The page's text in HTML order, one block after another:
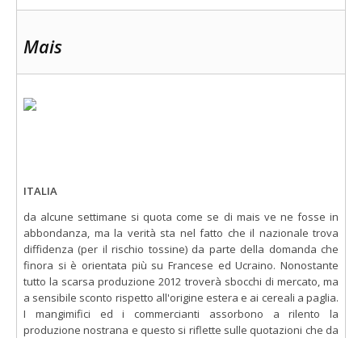
Mais
ITALIA
da alcune settimane si quota come se di mais ve ne fosse in
abbondanza, ma la verità sta nel fatto che il nazionale trova
diffidenza (per il rischio tossine) da parte della domanda che
finora si è orientata più su Francese ed Ucraino. Nonostante
tutto la scarsa produzione 2012 troverà sbocchi di mercato, ma
a sensibile sconto rispetto all'origine estera e ai cereali a paglia.
I mangimifici ed i commercianti assorbono a rilento la
produzione nostrana e questo si riflette sulle quotazioni che da